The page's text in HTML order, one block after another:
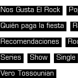
Nos Gusta El Rock
Quién paga la fiesta
Recomendaciones
Series Show Single
Vero Tossounian